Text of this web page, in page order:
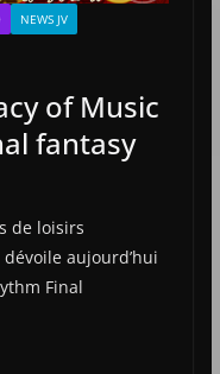
NEWS JV
of Music
fantasy
de loisirs
aujourd’hui
Final